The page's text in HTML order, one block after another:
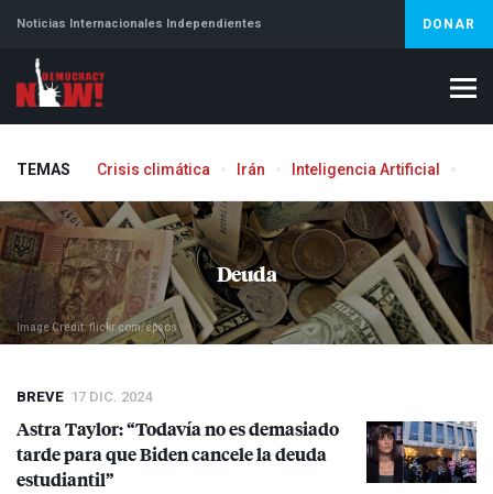
Noticias Internacionales Independientes DONAR
TEMAS Crisis climática Irán Inteligencia Artificial
Deuda
Image Credit: flickr.com/epsos
BREVE 17 DIC. 2024
Astra Taylor: “Todavía no es demasiado
tarde para que Biden cancele la deuda
estudiantil”